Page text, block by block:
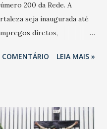
200 da Rede. A
seja inaugurada até
diretos,
oficialmente, mas
LEIA MAIS »